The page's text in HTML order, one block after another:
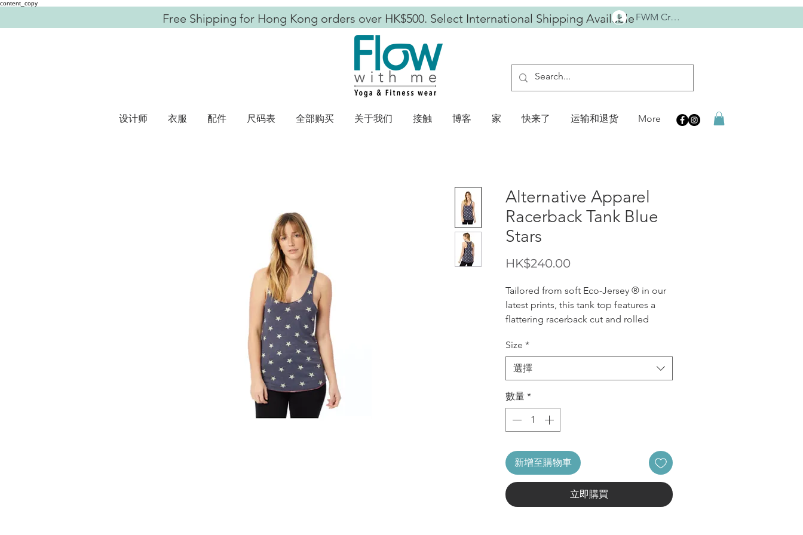
content_copy
Free Shipping for Hong Kong orders over HK$500. Select International Shipping Available FWM Crew
设计师 衣服 配件 尺码表 全部购买 关于我们 接触 博客 家 快来了 运输和退货 More
Alternative Apparel
Racerback Tank Blue
Stars
HK$240.00價
Tailored from soft Eco-Jersey ® in our
latest prints, this tank top features a
flattering racerback cut and rolled
Eco-Jersey ®
50% Polyester, 38% Cotton, 12%
Rayon
Contains organic & recycled
Racerback detail
Slight shirttail hemline
CARE INSTRUCTIONS
Machine Wash Cold
Tumble Dry Low
Size *
選擇
數量 *
新增至購物車
立即購買